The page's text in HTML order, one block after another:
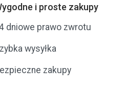
i proste zakupy
dniowe prawo zwrotu
wysyłka
zakupy